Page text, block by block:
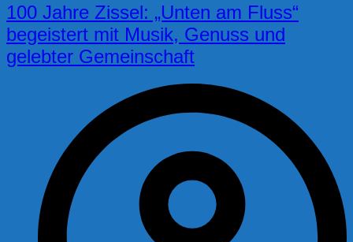
100 Jahre Zissel: „Unten am Fluss“
begeistert mit Musik, Genuss und
gelebter Gemeinschaft